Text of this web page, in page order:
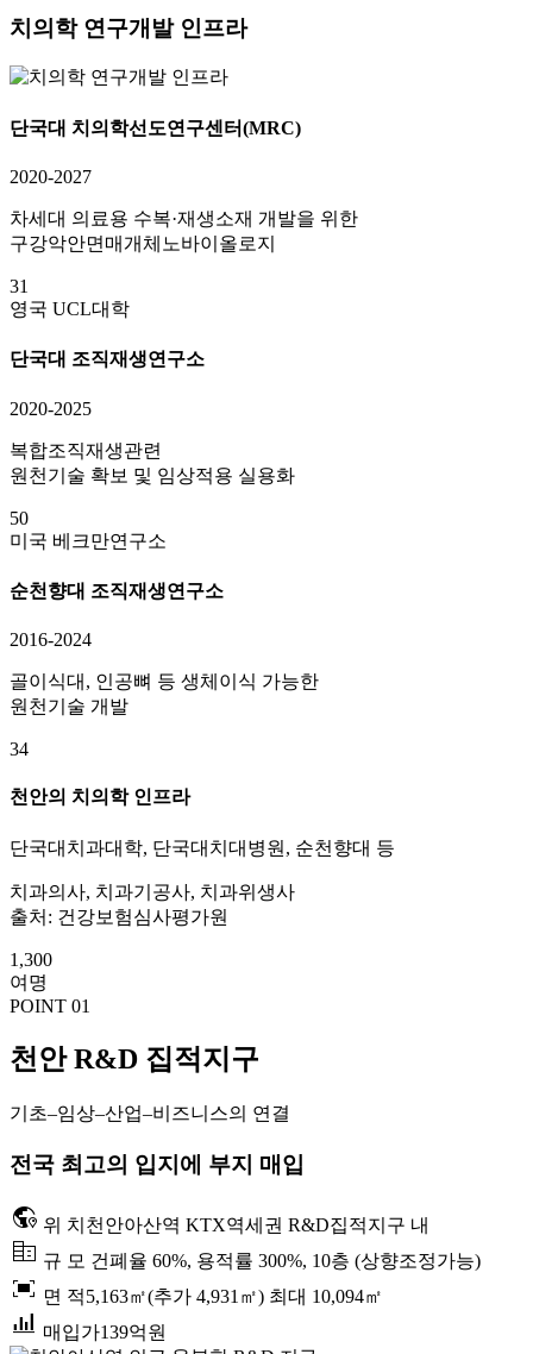
치의학 연구개발 인프라
단국대 치의학선도연구센터(MRC)
2020-2027
차세대 의료용 수복·재생소재 개발을 위한
구강악안면매개체노바이올로지
31
영국 UCL대학
단국대 조직재생연구소
2020-2025
복합조직재생관련
원천기술 확보 및 임상적용 실용화
50
미국 베크만연구소
순천향대 조직재생연구소
2016-2024
골이식대, 인공뼈 등 생체이식 가능한
원천기술 개발
34
천안의 치의학 인프라
단국대치과대학, 단국대치대병원, 순천향대 등
치과의사, 치과기공사, 치과위생사
출처: 건강보험심사평가원
1,300
여명
POINT 01
천안 R&D 집적지구
기초–임상–산업–비즈니스의 연결
전국 최고의 입지에 부지 매입
globe_location_pin 위 치 천안아산역 KTX역세권 R&D집적지구 내
corporate_fare 규 모 건폐율 60%, 용적률 300%, 10층 (상향조정가능)
fit_screen 면 적5,163㎡(추가 4,931㎡) 최대 10,094㎡
bar_chart_4_bars 매입가139억원